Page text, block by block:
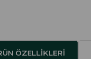
ÖZELLIKLERI